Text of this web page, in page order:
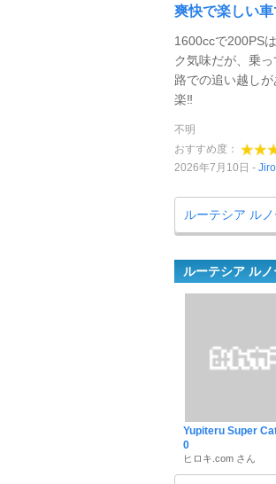
爽快で楽しい
1600ccで200PS
ク気味だが、乗
路での追い越し
楽‼
不明
おすすめ度：
2026年7月10日
ルーテシア ル
ルーテシア ル
Yupiteru Super
0
ヒロキ.com さん